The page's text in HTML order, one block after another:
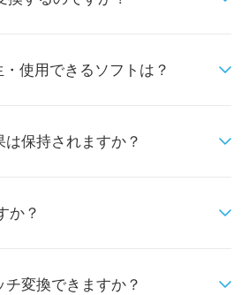
使用できるソフトは？
保持されますか？
か？
変換できますか？